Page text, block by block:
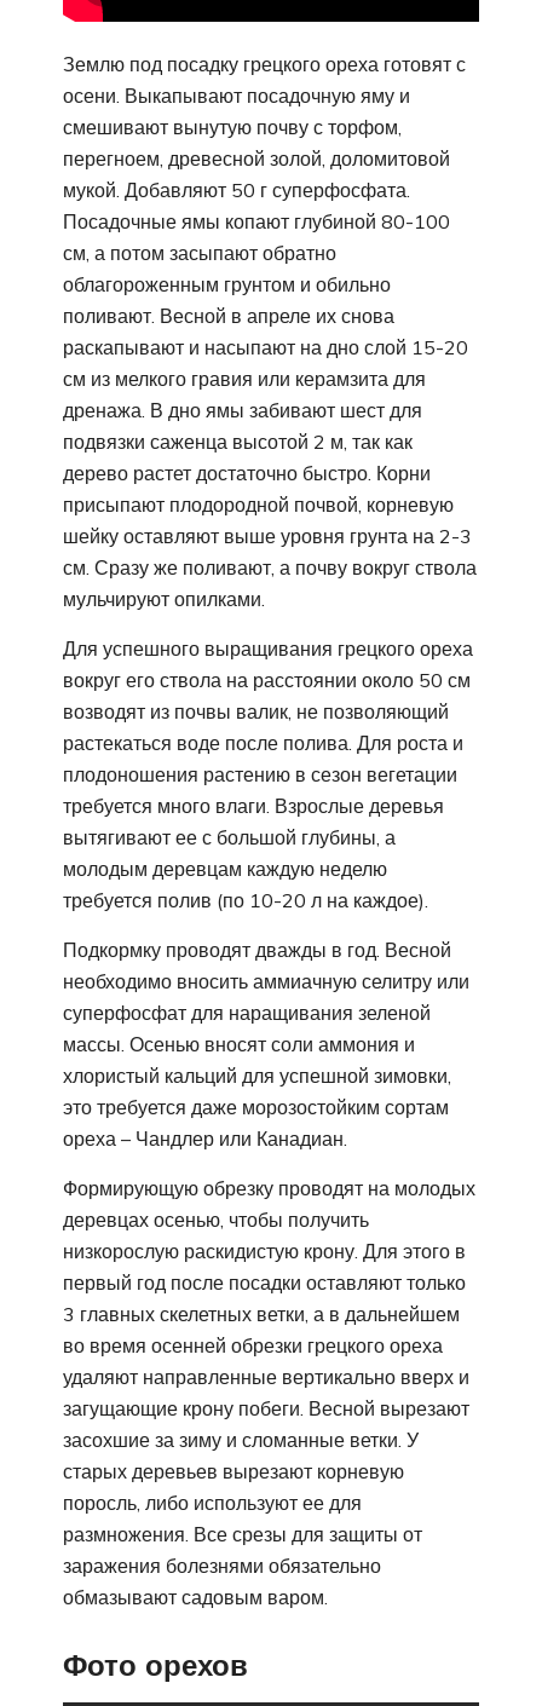
Землю под посадку грецкого ореха готовят с
осени. Выкапывают посадочную яму и
смешивают вынутую почву с торфом,
перегноем, древесной золой, доломитовой
мукой. Добавляют 50 г суперфосфата.
Посадочные ямы копают глубиной 80-100
см, а потом засыпают обратно
облагороженным грунтом и обильно
поливают. Весной в апреле их снова
раскапывают и насыпают на дно слой 15-20
см из мелкого гравия или керамзита для
дренажа. В дно ямы забивают шест для
подвязки саженца высотой 2 м, так как
дерево растет достаточно быстро. Корни
присыпают плодородной почвой, корневую
шейку оставляют выше уровня грунта на 2-3
см. Сразу же поливают, а почву вокруг ствола
мульчируют опилками.
Для успешного выращивания грецкого ореха
вокруг его ствола на расстоянии около 50 см
возводят из почвы валик, не позволяющий
растекаться воде после полива. Для роста и
плодоношения растению в сезон вегетации
требуется много влаги. Взрослые деревья
вытягивают ее с большой глубины, а
молодым деревцам каждую неделю
требуется полив (по 10-20 л на каждое).
Подкормку проводят дважды в год. Весной
необходимо вносить аммиачную селитру или
суперфосфат для наращивания зеленой
массы. Осенью вносят соли аммония и
хлористый кальций для успешной зимовки,
это требуется даже морозостойким сортам
ореха – Чандлер или Канадиан.
Формирующую обрезку проводят на молодых
деревцах осенью, чтобы получить
низкорослую раскидистую крону. Для этого в
первый год после посадки оставляют только
3 главных скелетных ветки, а в дальнейшем
во время осенней обрезки грецкого ореха
удаляют направленные вертикально вверх и
загущающие крону побеги. Весной вырезают
засохшие за зиму и сломанные ветки. У
старых деревьев вырезают корневую
поросль, либо используют ее для
размножения. Все срезы для защиты от
заражения болезнями обязательно
обмазывают садовым варом.
Фото орехов